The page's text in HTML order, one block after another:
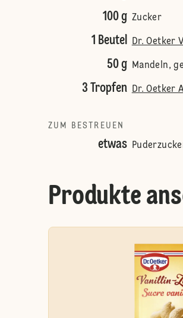
100 g Zucker
1 Beutel Dr. Oetker
50 g Mandeln,
3 Tropfen Dr. Oetker
ZUM BESTREUEN
etwas
Produkte